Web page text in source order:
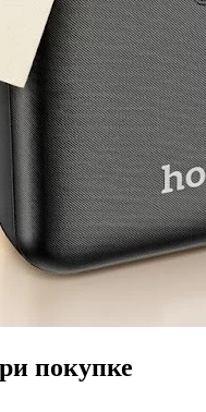
покупке